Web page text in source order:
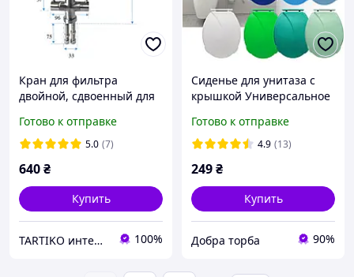
Кран для фильтра
двойной, сдвоенный для
воды для систем
обратного осмоса с
Готово к отправке
5.0 (7)
640₴
Купить
TARTIKO интернет магазин для дома и дачи 100%
Сиденье для унитаза с
крышкой Универсальное
крышка для унитаза
Готово к отправке
4.9 (13)
249₴
Купить
Добра торба 90%